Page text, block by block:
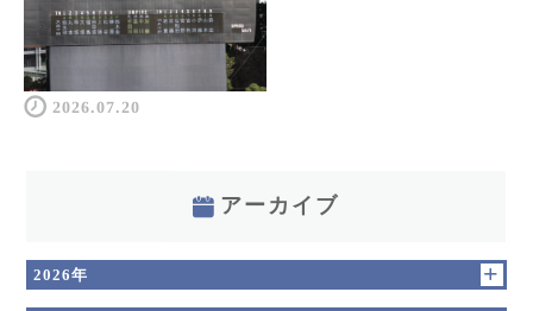
2026.07.20
アーカイブ
2026年